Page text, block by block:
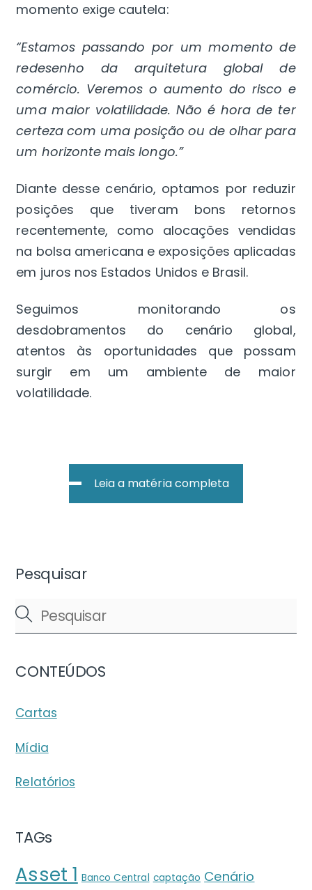
momento exige cautela:
“Estamos passando por um momento de
redesenho da arquitetura global de
comércio. Veremos o aumento do risco e
uma maior volatilidade. Não é hora de ter
certeza com uma posição ou de olhar para
um horizonte mais longo.”
Diante desse cenário, optamos por reduzir
posições que tiveram bons retornos
recentemente, como alocações vendidas
na bolsa americana e exposições aplicadas
em juros nos Estados Unidos e Brasil.
Seguimos monitorando os
desdobramentos do cenário global,
atentos às oportunidades que possam
surgir em um ambiente de maior
volatilidade.
Leia a matéria completa
Pesquisar
CONTEÚDOS
Cartas
Mídia
Relatórios
TAGs
Asset 1 Banco Central captação Cenário